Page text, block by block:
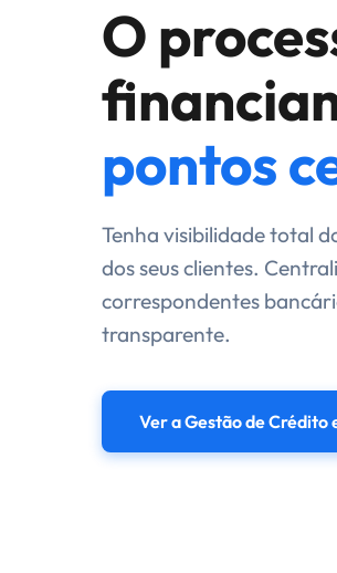
O
pontos
Tenha visibilidade total
dos seus clientes.
correspondentes
transparente.
Ver a Gestão de Crédito